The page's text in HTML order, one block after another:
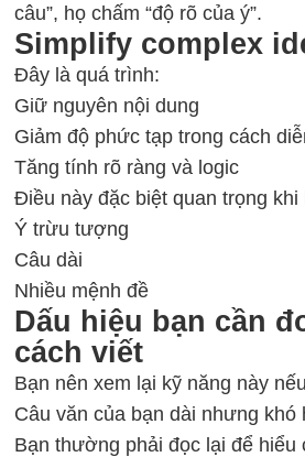
câu”, họ chấm “độ rõ của ý”.
Simplify complex
Đây là quá trình:
Giữ nguyên nội dung
Giảm độ phức tạp trong cách
Tăng tính rõ ràng và logic
Điều này đặc biệt quan trọng khi
Ý trừu tượng
Câu dài
Nhiều mệnh đề
Dấu hiệu bạn cần
cách viết
Bạn nên xem lại kỹ năng này
Câu văn của bạn dài nhưng khó
Bạn thường phải đọc lại để hiểu